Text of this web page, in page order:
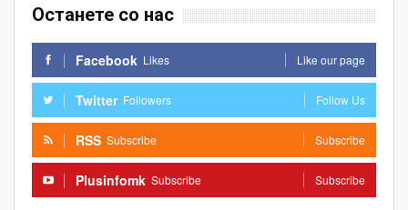
Останете со нас
Facebook Likes Like our page
Twitter Followers Follow Us
RSS Subscribe Subscribe
Plusinfomk Subscribe Subscribe